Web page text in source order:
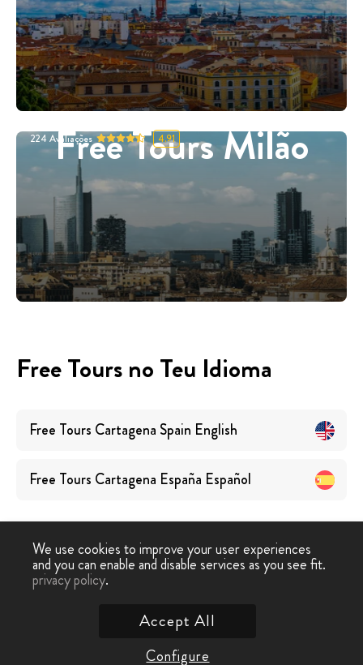
Free Tours Milão
224 Avaliações 4.91
Free Tours no Teu Idioma
Free Tours Cartagena Spain English
Free Tours Cartagena España Español
Free Walking Tour
We use cookies to improve your user experiences
and you can enable and disable services as you see fit.
privacy policy.
Configure
Accept All